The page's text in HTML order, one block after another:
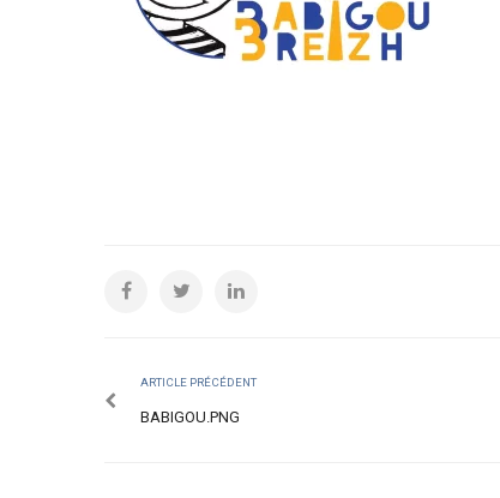
ARTICLE PRÉCÉDENT
BABIGOU.PNG